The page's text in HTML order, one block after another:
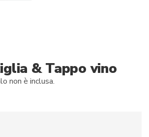
& Tappo vino
non è inclusa.